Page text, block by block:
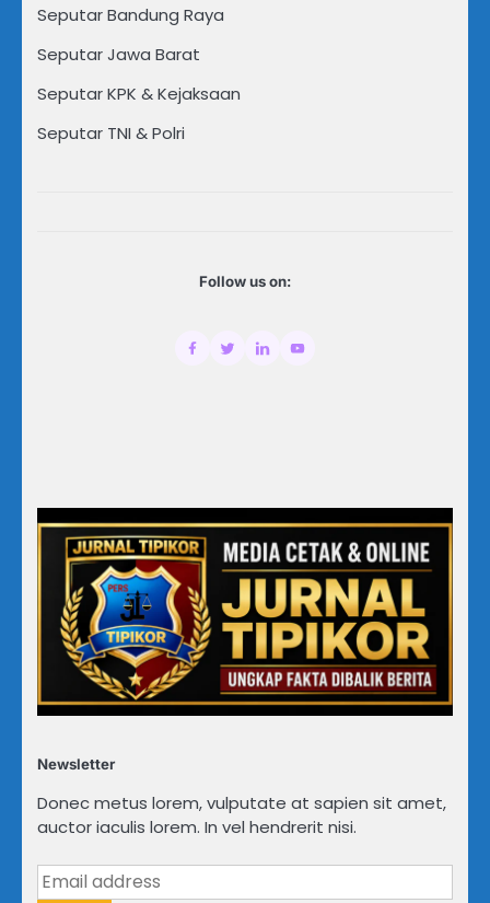
Seputar Bandung Raya
Seputar Jawa Barat
Seputar KPK & Kejaksaan
Seputar TNI & Polri
Follow us on:
Newsletter
Donec metus lorem, vulputate at sapien sit amet,
auctor iaculis lorem. In vel hendrerit nisi.